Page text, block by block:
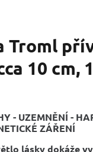
Troml
10 cm,
- UZEMNĚNÍ -
ZÁŘENÍ
lásky dokáže